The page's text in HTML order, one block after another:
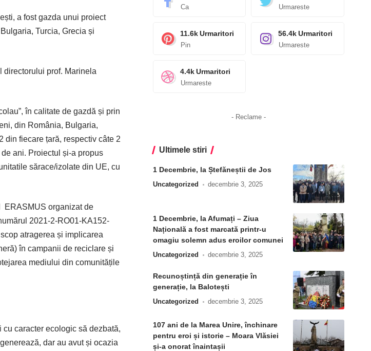
a fost gazda unui proiect
Turcia, Grecia și
prof. Marinela
în calitate de gazdă și prin
din România, Bulgaria,
din fiecare țară, respectiv câte 2
ani. Proiectul și-a propus
sărace/izolate din UE, cu
ERASMUS organizat de
2021-2-RO01-KA152-
atragerea și implicarea
în campanii de reciclare și
mediului din comunitățile
caracter ecologic să dezbată,
dar au avut și ocazia
Ca Urmareste
11.6k Urmaritori
Pin
56.4k Urmaritori
Urmareste
4.4k Urmaritori
Urmareste
- Reclame -
Ultimele stiri
1 Decembrie, la Ștefăneștii de Jos
Uncategorized decembrie 3, 2025
1 Decembrie, la Afumați – Ziua
Națională a fost marcată printr-u
omagiu solemn adus eroilor comunei
Uncategorized decembrie 3, 2025
Recunoștință din generație în
generație, la Balotești
Uncategorized decembrie 3, 2025
107 ani de la Marea Unire, închinare
pentru eroi și istorie – Moara Vlăsiei
și-a onorat înaintașii